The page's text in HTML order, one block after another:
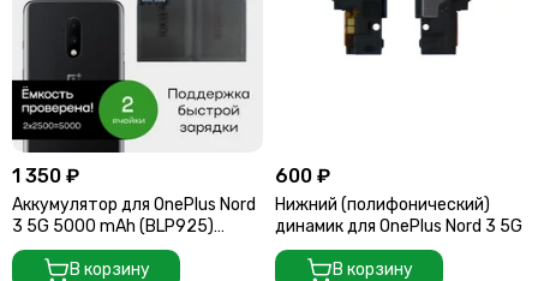
1 350 ₽
Аккумулятор для OnePlus Nord
3 5G 5000 mAh (BLP925)
ORIGberry
В корзину
600 ₽
Нижний (полифонический)
динамик для OnePlus Nord 3 5G
В корзину